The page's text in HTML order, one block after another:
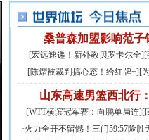
桑普森加盟影响范子
[宏远速递！新外教贝罗卡尔全][
[陈熠被裁判搞心态！给红牌+][
山东高速男篮西北行
[WTT横滨冠军赛：向鹏单局连][
·火力全开不留憾！三门59:57险胜